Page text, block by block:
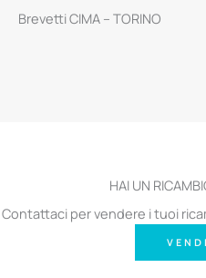
Brevetti CIMA – TORINO
HAI UN
Contattaci per vendere i tuoi